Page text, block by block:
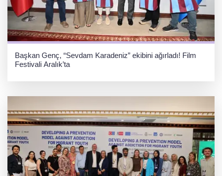
Başkan Genç, “Sevdam Karadeniz” ekibini ağırladı! Film
Festivali Aralık’ta